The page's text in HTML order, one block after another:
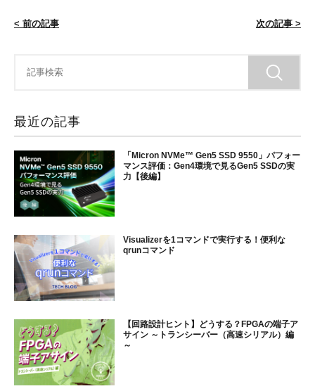
< 前の記事 次の記事 >
最近の記事
「Micron NVMe™ Gen5 SSD 9550」パフォー
マンス評価：Gen4環境で見るGen5 SSDの実
力【後編】
Visualizerを1コマンドで実行する！便利な
qrunコマンド
【回路設計ヒント】どうする？FPGAの端子ア
サイン ～トランシーバー（高速シリアル）編
～